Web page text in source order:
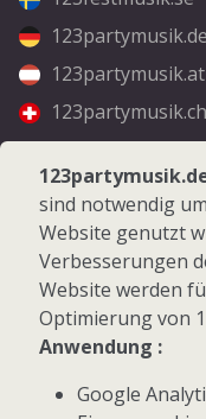
123partymusik.de
123partymusik.at
123partymusik.ch
Folgen Sie uns
Facebook
Instagram
© 2026
sind notwendig
Website genutzt
Verbesserungen
Website werden
Optimierung von
Anwendung :
Google